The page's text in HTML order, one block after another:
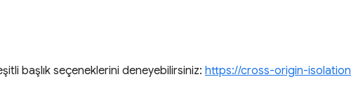
başlık seçeneklerini deneyebilirsiniz: https://cross-origin-